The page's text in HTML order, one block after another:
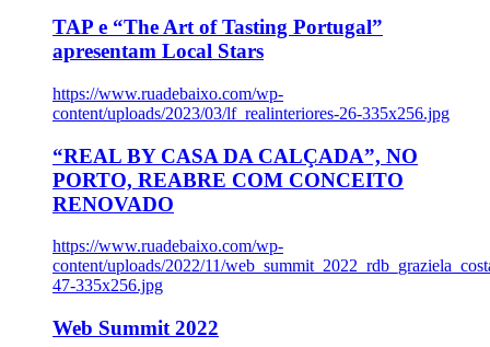
TAP e “The Art of Tasting Portugal”
apresentam Local Stars
https://www.ruadebaixo.com/wp-
content/uploads/2023/03/lf_realinteriores-26-335x256.jpg
“REAL BY CASA DA CALÇADA”, NO
PORTO, REABRE COM CONCEITO
RENOVADO
https://www.ruadebaixo.com/wp-
content/uploads/2022/11/
47-335x256.jpg
Web Summit 2022